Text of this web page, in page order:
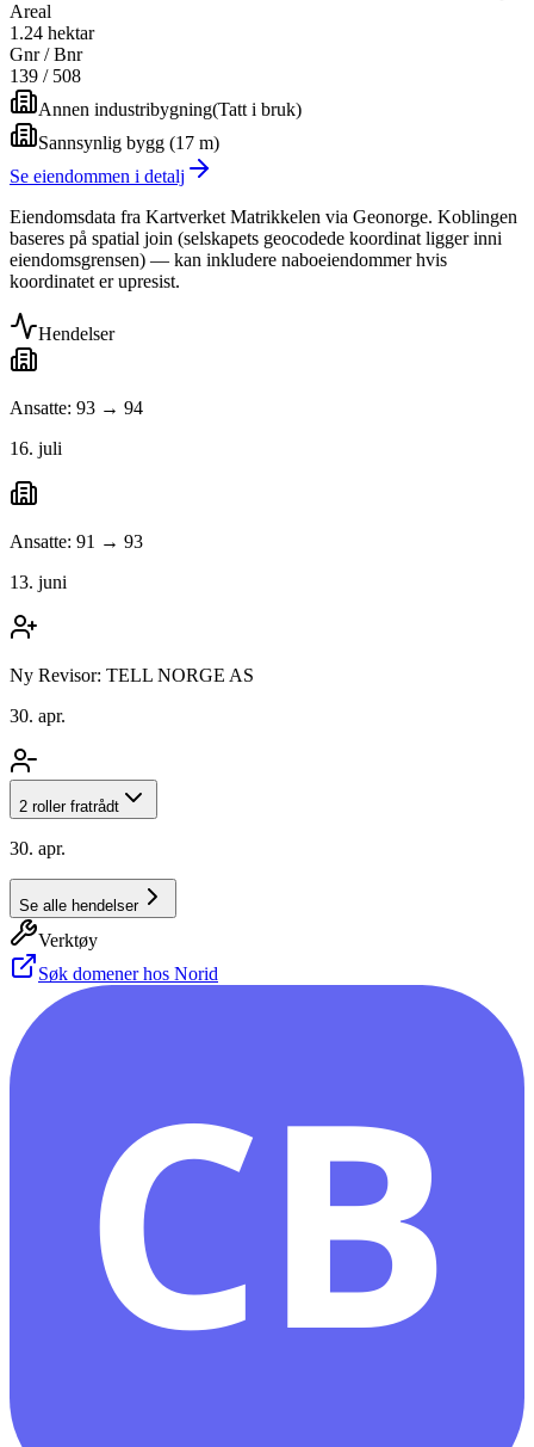
Areal
1.24 hektar
Gnr / Bnr
139 / 508
Annen industribygning(Tatt i bruk)
Sannsynlig bygg (17 m)
Se eiendommen i detalj
Eiendomsdata fra Kartverket Matrikkelen via Geonorge. Koblingen
baseres på spatial join (selskapets geocodede koordinat ligger inni
eiendomsgrensen) — kan inkludere naboeiendommer hvis
koordinatet er upresist.
Hendelser
Ansatte: 93 → 94
16. juli
Ansatte: 91 → 93
13. juni
Ny Revisor: TELL NORGE AS
30. apr.
2 roller fratrådt
30. apr.
Se alle hendelser
Verktøy
Søk domener hos Norid
CB